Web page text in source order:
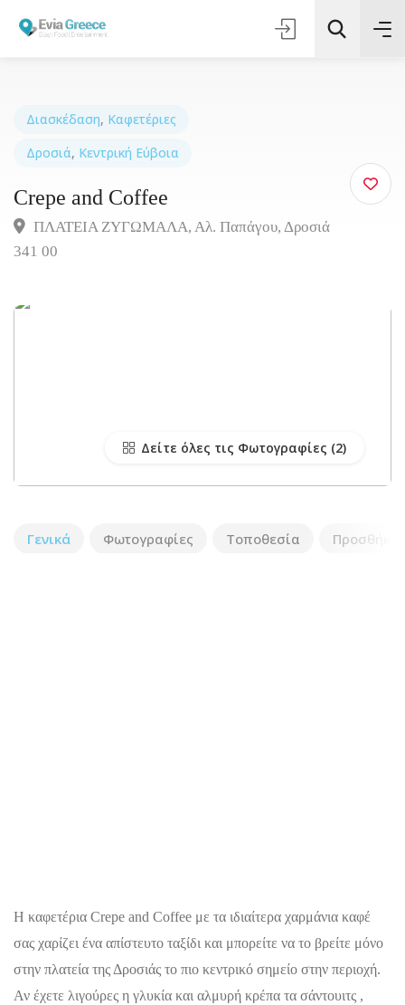
Διασκέδαση, Καφετέριες
Δροσιά, Κεντρική Εύβοια
Crepe and Coffee
ΠΛΑΤΕΙΑ ΖΥΓΩΜΑΛΑ, Αλ. Παπάγου, Δροσιά
341 00
Δείτε όλες τις Φωτογραφίες
Γενικά Φωτογραφίες Τοποθεσία Προσθήκη
Η καφετέρια Crepe and Coffee με τα ιδιαίτερα χαρμάνια καφέ
σας χαρίζει ένα απίστευτο ταξίδι και μπορείτε να το βρείτε μόνο
στην πλατεία της Δροσιάς το πιο κεντρικό σημείο στην περιοχή.
Αν έχετε λιγούρες η γλυκία και αλμυρή κρέπα τα σάντουιτς ,